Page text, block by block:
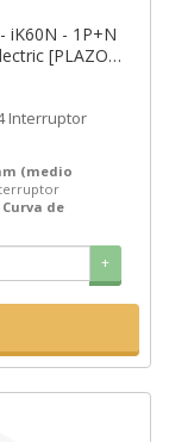
iK60N - 1P+N
[PLAZO
(medio
Curva de
+